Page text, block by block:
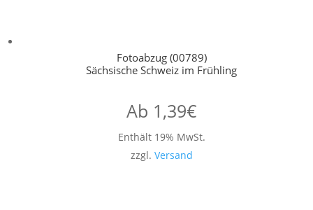
Fotoabzug (00789)
Sächsische Schweiz im Frühling
Ab 1,39€
Enthält 19% MwSt.
zzgl. Versand